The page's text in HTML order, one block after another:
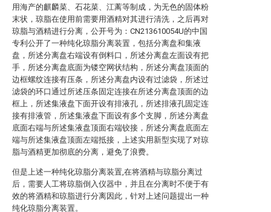
用海产的麒麟菜、石花菜、江蓠等制成，为无色的固体粉
末状，琼脂在使用前需要用酒精对其进行清洗，之后再对
琼脂与酒精进行分离，公开号为：CN213610054U的中国
专利公开了一种纯化琼脂分离装置，包括分离盘和集液
盘，所述分离盘右端设有倒料口，所述分离盘左面设有把
手，所述分离盘底面为镂空网状结构，所述分离盘顶面的
边框螺纹连接有压条，所述分离盘内设有过滤袋，所述过
滤袋的环口通过所述压条固定连接在所述分离盘顶面的边
框上，所述集液盘下面开设有排液孔，所述排液孔固定连
接有排液管，所述集液盘下面设有多个支脚，所述分离盘
底面右端与所述集液盘顶面右端铰接，所述分离盘底面左
端与所述集液盘顶面左端抵接，上述实用新型实现了对琼
脂与酒精更加彻底的分离，避免了浪费。
但是上述一种纯化琼脂分离装置,在将酒精与琼脂分离过
后，需要人工将琼脂倒入仪器中，并且在分离时不便于有
效的将酒精和琼脂进行分离因此，针对上述问题提出一种
纯化琼脂分离装置。